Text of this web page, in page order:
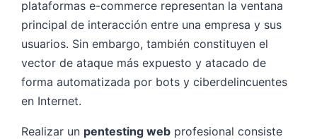
plataformas e-commerce representan la ventana
principal de interacción entre una empresa y sus
usuarios. Sin embargo, también constituyen el
vector de ataque más expuesto y atacado de
forma automatizada por bots y ciberdelincuentes
en Internet.
Realizar un pentesting web profesional consiste